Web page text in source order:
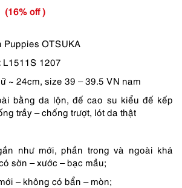
₫.
₫.
(16% off )
Puppies OTSUKA
L1511S 1207
~ 24cm, size 39 – 39.5 VN nam
bằng da lộn, đế cao su kiểu đế kếp
trầy – chống trượt, lót da thật
như mới, phần trong và ngoài khá
sờn – xước – bạc mầu;
– không có bẩn – mòn;